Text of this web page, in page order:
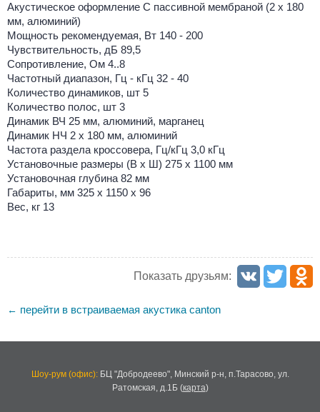
Акустическое оформление С пассивной мембраной (2 x 180
мм, алюминий)
Мощность рекомендуемая, Вт 140 - 200
Чувствительность, дБ 89,5
Сопротивление, Ом 4..8
Частотный диапазон, Гц - кГц 32 - 40
Количество динамиков, шт 5
Количество полос, шт 3
Динамик ВЧ 25 мм, алюминий, марганец
Динамик НЧ 2 x 180 мм, алюминий
Частота раздела кроссовера, Гц/кГц 3,0 кГц
Установочные размеры (В х Ш) 275 х 1100 мм
Установочная глубина 82 мм
Габариты, мм 325 x 1150 x 96
Вес, кг 13
Показать друзьям:
← перейти в встраиваемая акустика canton
Шоу-рум (офис):БЦ "Добродеево", Минский р-н, п.Тарасово, ул.
Ратомская, д.1Б(карта)